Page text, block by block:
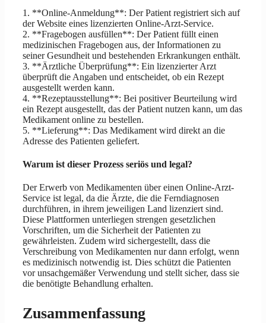
1. **Online-Anmeldung**: Der Patient registriert sich auf
der Website eines lizenzierten Online-Arzt-Service.
2. **Fragebogen ausfüllen**: Der Patient füllt einen
medizinischen Fragebogen aus, der Informationen zu
seiner Gesundheit und bestehenden Erkrankungen enthält.
3. **Ärztliche Überprüfung**: Ein lizenzierter Arzt
überprüft die Angaben und entscheidet, ob ein Rezept
ausgestellt werden kann.
4. **Rezeptausstellung**: Bei positiver Beurteilung wird
ein Rezept ausgestellt, das der Patient nutzen kann, um das
Medikament online zu bestellen.
5. **Lieferung**: Das Medikament wird direkt an die
Adresse des Patienten geliefert.
Warum ist dieser Prozess seriös und legal?
Der Erwerb von Medikamenten über einen Online-Arzt-
Service ist legal, da die Ärzte, die die Ferndiagnosen
durchführen, in ihrem jeweiligen Land lizenziert sind.
Diese Plattformen unterliegen strengen gesetzlichen
Vorschriften, um die Sicherheit der Patienten zu
gewährleisten. Zudem wird sichergestellt, dass die
Verschreibung von Medikamenten nur dann erfolgt, wenn
es medizinisch notwendig ist. Dies schützt die Patienten
vor unsachgemäßer Verwendung und stellt sicher, dass sie
die benötigte Behandlung erhalten.
Zusammenfassung